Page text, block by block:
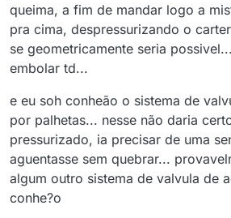
queima, a fim de mandar logo a
pra cima, despressurizando o
se geometricamente seria
embolar td...
e eu soh conheão o sistema de
por palhetas... nesse não daria
pressurizado, ia precisar de uma
aguentasse sem quebrar...
algum outro sistema de valvula de
conhe?o